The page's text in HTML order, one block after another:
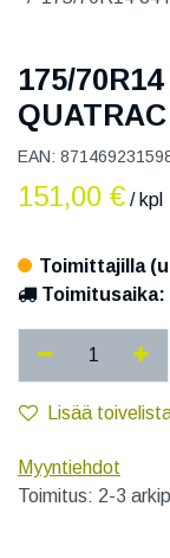
175/
EAN:
151,00 € / kpl
Toimittajilla
Toimitusaika:
Lisää
Myyntiehdot
Toimitus: 2-3